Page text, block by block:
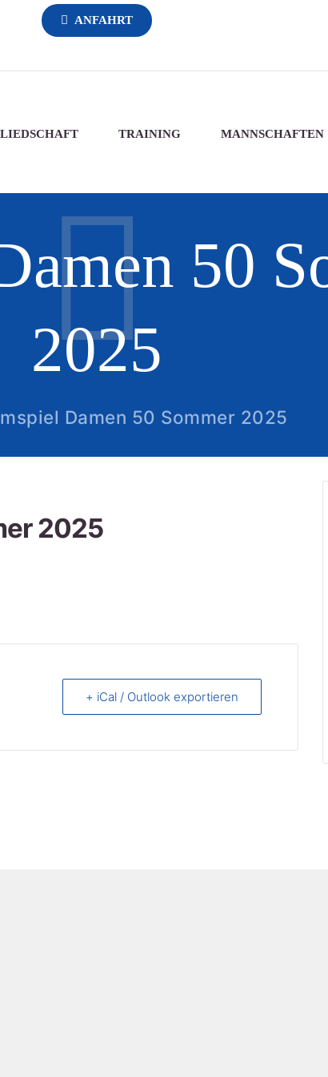
ANFAHRT
TRAINING MANNSCHAFTEN
50
2025
Damen 50 Sommer 2025
2025
+ iCal / Outlook exportieren